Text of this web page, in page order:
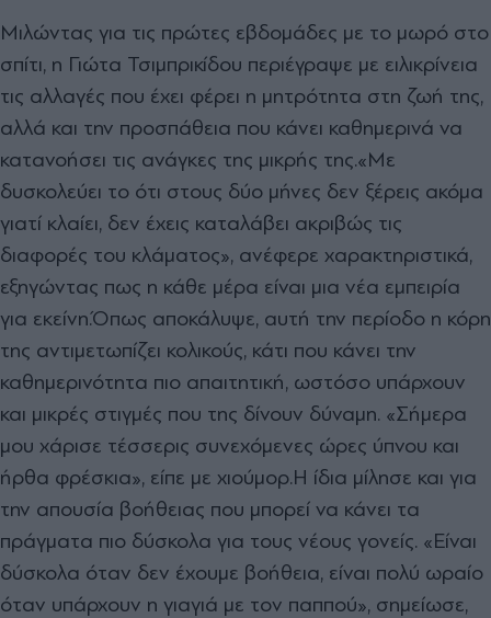
Μιλώντας για τις πρώτες εβδομάδες με το μωρό στο
σπίτι, η Γιώτα Τσιμπρικίδου περιέγραψε με ειλικρίνεια
τις αλλαγές που έχει φέρει η μητρότητα στη ζωή της,
αλλά και την προσπάθεια που κάνει καθημερινά να
κατανοήσει τις ανάγκες της μικρής της.«Με
δυσκολεύει το ότι στους δύο μήνες δεν ξέρεις ακόμα
γιατί κλαίει, δεν έχεις καταλάβει ακριβώς τις
διαφορές του κλάματος», ανέφερε χαρακτηριστικά,
εξηγώντας πως η κάθε μέρα είναι μια νέα εμπειρία
για εκείνη.Όπως αποκάλυψε, αυτή την περίοδο η κόρη
της αντιμετωπίζει κολικούς, κάτι που κάνει την
καθημερινότητα πιο απαιτητική, ωστόσο υπάρχουν
και μικρές στιγμές που της δίνουν δύναμη. «Σήμερα
μου χάρισε τέσσερις συνεχόμενες ώρες ύπνου και
ήρθα φρέσκια», είπε με χιούμορ.Η ίδια μίλησε και για
την απουσία βοήθειας που μπορεί να κάνει τα
πράγματα πιο δύσκολα για τους νέους γονείς. «Είναι
δύσκολα όταν δεν έχουμε βοήθεια, είναι πολύ ωραίο
όταν υπάρχουν η γιαγιά με τον παππού», σημείωσε,